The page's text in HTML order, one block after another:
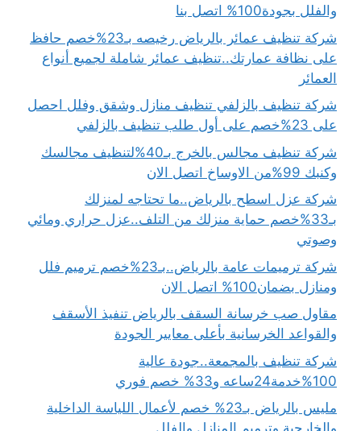
والفلل بجودة100% اتصل بنا
شركة تنظيف عمائر بالرياض رخيصه بـ23%خصم حافظ
على نظافة عمارتك..تنظيف عمائر شاملة لجميع أنواع
العمائر
شركة تنظيف بالزلفي تنظيف منازل وشقق وفلل احصل
على 23%خصم على أول طلب تنظيف بالزلفي
شركة تنظيف مجالس بالخرج بـ40%لتنظيف مجالسك
وكنبك 99%من الاوساخ اتصل الان
شركة عزل اسطح بالرياض..ما تحتاجه لمنزلك
بـ33%خصم حماية منزلك من التلف..عزل حراري ومائي
وصوتي
شركة ترميمات عامة بالرياض..بـ23%خصم ترميم فلل
ومنازل بضمان100% اتصل الان
مقاول صب خرسانة السقف بالرياض تنفيذ الأسقف
والقواعد الخرسانية بأعلى معايير الجودة
شركة تنظيف بالمجمعة..جودة عالية
100%خدمة24ساعه و33% خصم فوري
مليس بالرياض بـ23% خصم لأعمال اللياسة الداخلية